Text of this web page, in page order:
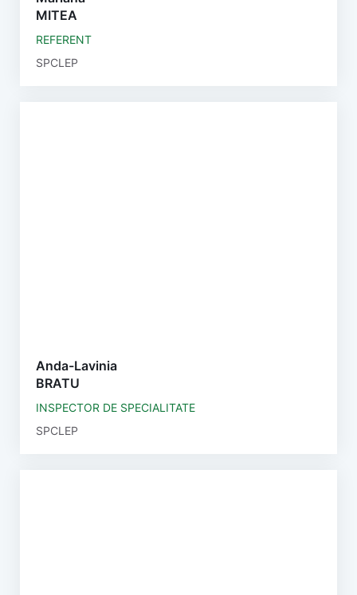
MITEA
REFERENT
SPCLEP
Anda-Lavinia
BRATU
INSPECTOR DE SPECIALITATE
SPCLEP